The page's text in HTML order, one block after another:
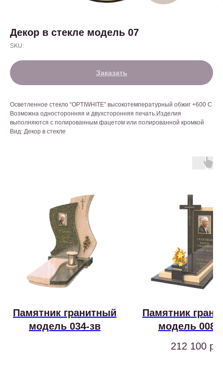
Декор в стекле модель 07
SKU:
Заказать
Осветленное стекло “OPTIWHITE” высокотемпературный обжиг +600 С
Возможна односторонняя и двухсторонняя печать.Изделия
выполняются с полированным фацетом или полированной кромкой
Вид: Декор в стекле
Памятник гранитный
модель 034-зв
Памятник
модель 008-
212 100 р.